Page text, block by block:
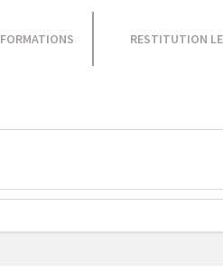
FORMATIONS RESTITUTION